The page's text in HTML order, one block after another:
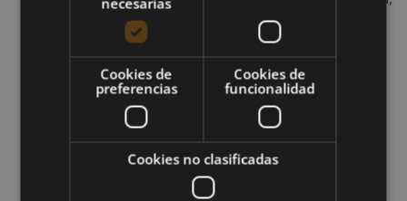
en lugar de intentar consumir comidas
grandes. De forma alternativa, consume 3
comidas diarias en el tamaño que puedas
tolerar, y agrega un batido de yogur o un
suplemento nutricional líquido.
Incluye alimentos ricos en proteínas en todas
las comidas y en la mayoría de los
Cookies de
preferencias
Cookies de
funcionalidad
Cookies no clasificadas